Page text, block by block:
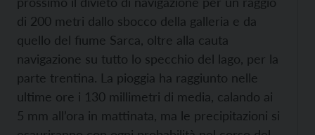
di 200 metri dallo sbocco della galleria e da
quello del fiume Sarca, oltre alla cauta
navigazione su tutto lo specchio del lago, per la
parte trentina. La pioggia ha raggiunto nelle
ultime ore i 130 millimetri di media, calando ai
5 mm all’ora in mattinata, ma le precipitazioni si